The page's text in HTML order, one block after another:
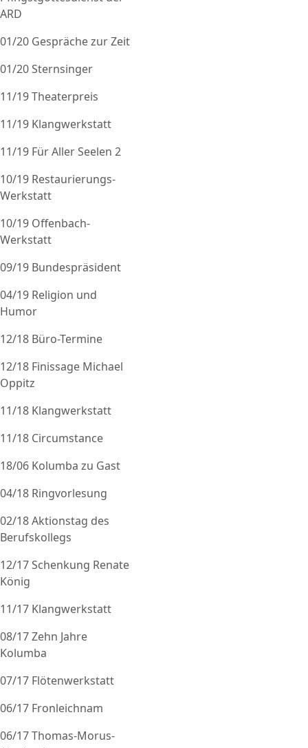
ARD
01/20 Gespräche zur Zeit
01/20 Sternsinger
11/19 Theaterpreis
11/19 Klangwerkstatt
11/19 Für Aller Seelen 2
10/19 Restaurierungs-
Werkstatt
10/19 Offenbach-
Werkstatt
09/19 Bundespräsident
04/19 Religion und
Humor
12/18 Büro-Termine
12/18 Finissage Michael
Oppitz
11/18 Klangwerkstatt
11/18 Circumstance
18/06 Kolumba zu Gast
04/18 Ringvorlesung
02/18 Aktionstag des
Berufskollegs
12/17 Schenkung Renate
König
11/17 Klangwerkstatt
08/17 Zehn Jahre
Kolumba
07/17 Flötenwerkstatt
06/17 Fronleichnam
06/17 Thomas-Morus-